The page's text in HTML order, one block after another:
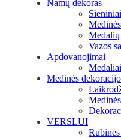
Namų dekoras
Vazos
Apdovanojimai
Medaliai
Medinės
VERSLUI